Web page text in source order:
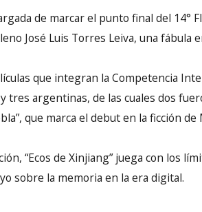
de marcar el punto final del 14°
José Luis Torres Leiva, una fábula
que integran la Competencia
tres argentinas, de las cuales dos
que marca el debut en la ficción
“Ecos de Xinjiang” juega con los
sobre la memoria en la era digital.